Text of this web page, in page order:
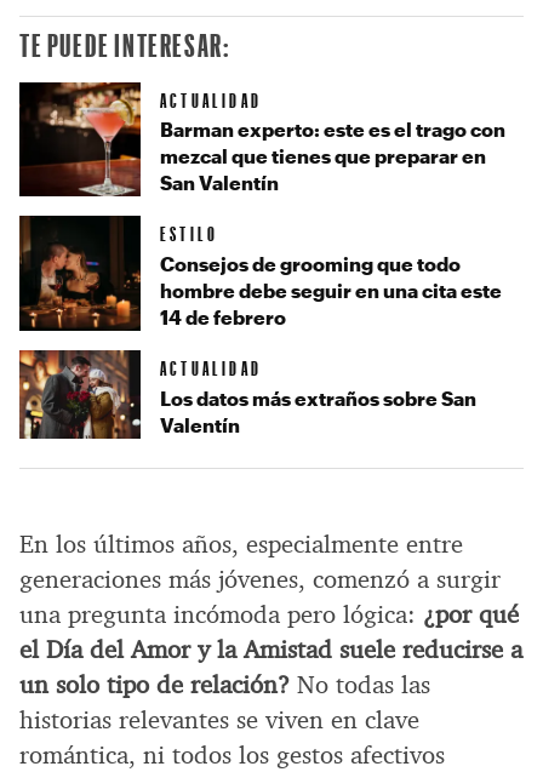
En los últimos años, especialmente entre
generaciones más jóvenes, comenzó a surgir
una pregunta incómoda pero lógica: ¿por qué
el Día del Amor y la Amistad suele reducirse a
un solo tipo de relación? No todas las
historias relevantes se viven en clave
romántica, ni todos los gestos afectivos
TE PUEDE INTERESAR:
ACTUALIDAD
Barman experto: este es el trago con
mezcal que tienes que preparar en
San Valentín
ESTILO
Consejos de grooming que todo
hombre debe seguir en una cita este
14 de febrero
ACTUALIDAD
Los datos más extraños sobre San
Valentín